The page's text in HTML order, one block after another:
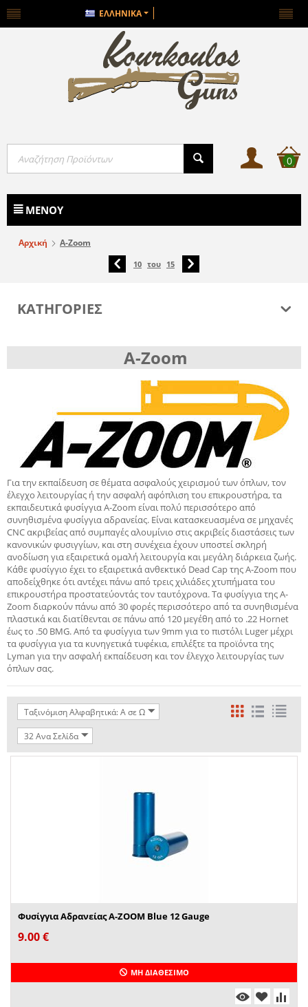
ΕΛΛΗΝΙΚΆ
0
ΜΕΝΟΎ
Αρχική A-Zoom
10 του 15
ΚΑΤΗΓΟΡΙΕΣ
A-Zoom
Για την εκπαίδευση σε θέματα ασφαλούς χειρισμού των όπλων, τον
έλεγχο λειτουργίας ή την ασφαλή αφόπλιση του επικρουστήρα, τα
εκπαιδευτικά φυσίγγια A-Zoom είναι πολύ περισσότερο από
συνηθισμένα φυσίγγια αδρανείας. Είναι κατασκευασμένασε μηχανές
CNC ακριβείας από συμπαγές αλουμίνιο στις ακριβείς διαστάσεις των
κανονικών φυσιγγίων, και στη συνέχεια έχουν υποστεί σκληρή
ανοδίωση για εξαιρετικά ομαλή λειτουργία και μεγάλη διάρκεια ζωής.
Κάθε φυσίγγιο έχει το εξαιρετικά ανθεκτικό Dead Cap της A-Zoom που
αποδείχθηκε ότι αντέχει πάνω από τρεις χιλιάδες χτυπήματα του
επικρουστήρα προστατεύοντάς τον ταυτόχρονα.Τα φυσίγγια της A-
Zoom διαρκούν πάνω από 30 φορές περισσότερο από τα συνηθισμένα
πλαστικά και διατίθενται σε πάνω από 120 μεγέθη από το .22 Hornet
έως το .50 BMG.Από τα φυσίγγια των 9mm για το πιστόλι Luger μέχρι
τα φυσίγγια για τα κυνηγετικά τυφέκια, επιλέξτε τα προϊόντα της
Lyman για την ασφαλή εκπαίδευση και τον έλεγχο λειτουργίας των
όπλων σας.
Ταξινόμιση Αλφαβητικά: A σε Ω
32 Ανα Σελίδα
Φυσίγγια Αδρανείας A-ZOOM Blue 12 Gauge
9.00€
ΜΗ ΔΙΑΘΈΣΙΜΟ